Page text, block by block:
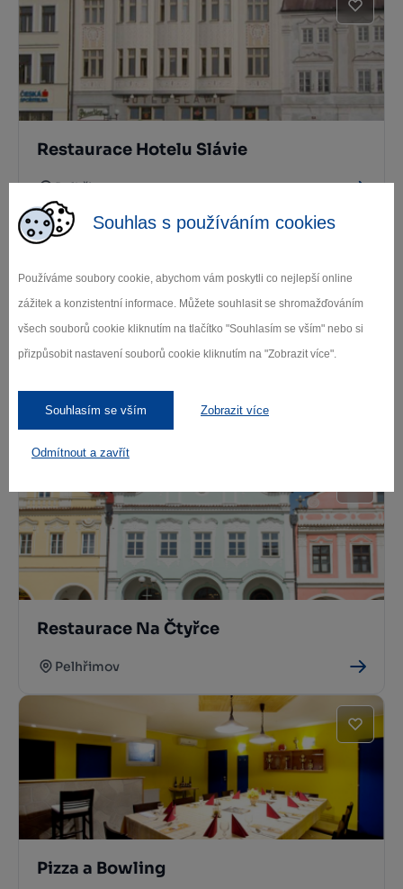
Souhlas s používáním cookies
Používáme soubory cookie, abychom vám poskytli co nejlepší online
zážitek a konzistentní informace. Můžete souhlasit se shromažďováním
všech souborů cookie kliknutím na tlačítko "Souhlasím se vším" nebo si
přizpůsobit nastavení souborů cookie kliknutím na "Zobrazit více".
Souhlasím se vším Zobrazit více
Odmítnout a zavřít
Restaurace Hotelu Slávie
Pelhřimov
Kavárna Na Kolíbce
Pelhřimov
Restaurace Na Čtyřce
Pelhřimov
Pizza a Bowling